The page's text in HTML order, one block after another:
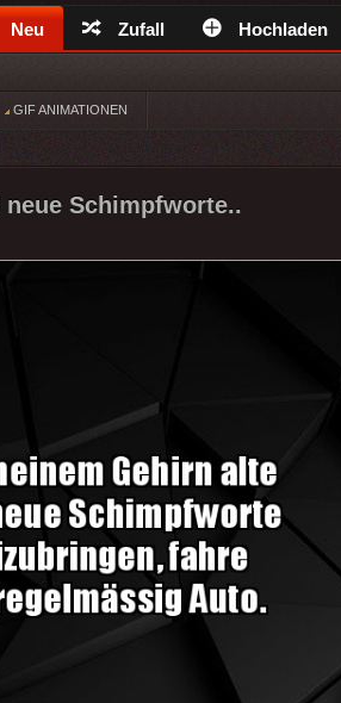
Neu Zufall Hochladen
GIF ANIMATIONEN
Schimpfworte..